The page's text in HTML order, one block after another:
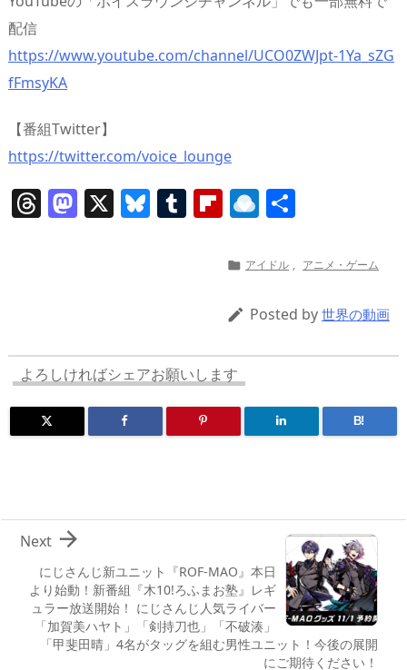
配信
https://www.youtube.com/channel/UCO0ZWJpt-1Ya_sZG
fFmsyKA
【番組Twitter】
https://twitter.com/voice_lounge
T
s
M
o
n
X Bl T Fl
b
ar
d
R
n
ro
p.
 アイドル , アニメ・ゲーム
 Posted by 世界の動画
よろしければシェアお願いします
B!
にじさんじ新ユニット『ROF-MAO』本日
より始動！新番組『木10!ろふまお塾』レギ
ュラー放送開始！ にじさんじ人気ライバー
「加賀美ハヤト」「剣持刀也」「不破湊」
「甲斐田晴」4名がタッグを組む男性ユニット！今後の展開
にご期待ください！

Next